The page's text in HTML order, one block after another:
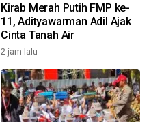
Kirab Merah Putih FMP ke-
11, Adityawarman Adil Ajak
Cinta Tanah Air
2 jam lalu